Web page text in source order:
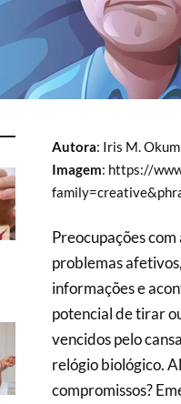
Autora: Iris M.
Imagem: https://
Preocupações
problemas
informações e
potencial de tirar
vencidos pelo
relógio biológico.
compromissos?